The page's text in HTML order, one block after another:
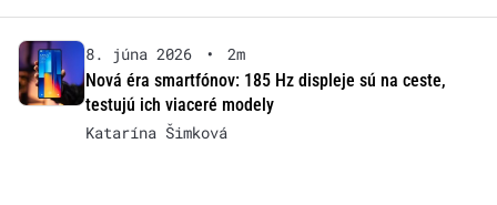
8. júna 2026 •
2m
Nová éra smartfónov: 185 Hz displeje sú na ceste,
testujú ich viaceré modely
Katarína Šimková